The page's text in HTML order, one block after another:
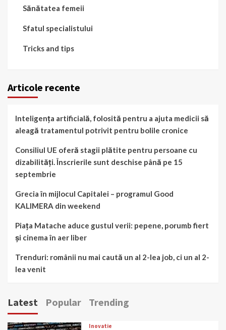
Sănătatea femeii
Sfatul specialistului
Tricks and tips
Articole recente
Inteligența artificială, folosită pentru a ajuta medicii să
aleagă tratamentul potrivit pentru bolile cronice
Consiliul UE oferă stagii plătite pentru persoane cu
dizabilități. Înscrierile sunt deschise până pe 15
septembrie
Grecia în mijlocul Capitalei – programul Good
KALIMERA din weekend
Piața Matache aduce gustul verii: pepene, porumb fiert
și cinema în aer liber
Trenduri: românii nu mai caută un al 2-lea job, ci un al 2-
lea venit
Latest Popular Trending
Inovatie